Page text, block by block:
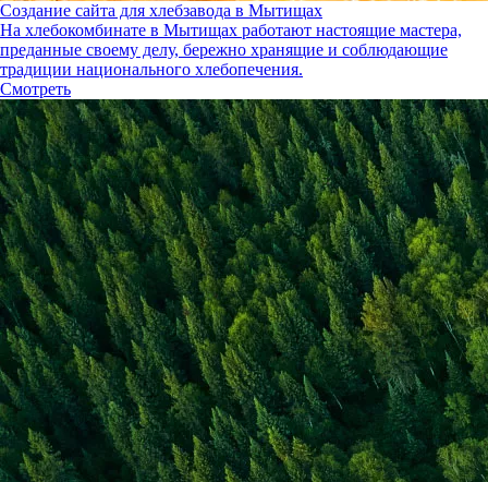
Создание сайта для хлебзавода в Мытищах
На хлебокомбинате в Мытищах работают настоящие мастера,
преданные своему делу, бережно хранящие и соблюдающие
традиции национального хлебопечения.
Смотреть